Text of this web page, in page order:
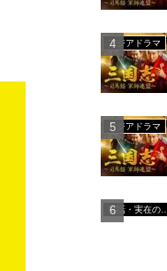
アジアドラマ
アジアドラマ